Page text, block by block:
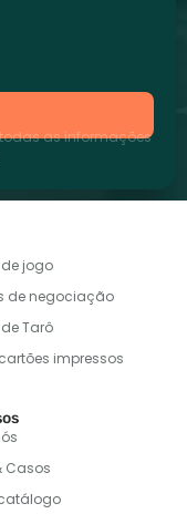
as informações
jogo
de negociação
Tarô
impressos
Casos